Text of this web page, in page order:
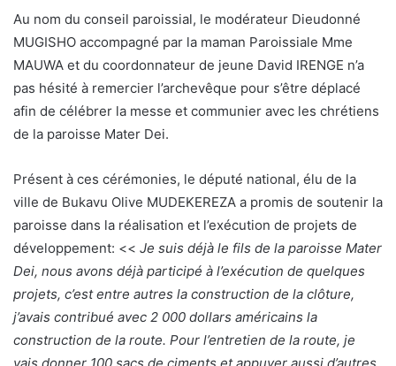
Au nom du conseil paroissial, le modérateur Dieudonné
MUGISHO accompagné par la maman Paroissiale Mme
MAUWA et du coordonnateur de jeune David IRENGE n’a
pas hésité à remercier l’archevêque pour s’être déplacé
afin de célébrer la messe et communier avec les chrétiens
de la paroisse Mater Dei.
Présent à ces cérémonies, le député national, élu de la
ville de Bukavu Olive MUDEKEREZA a promis de soutenir la
paroisse dans la réalisation et l’exécution de projets de
développement: << Je suis déjà le fils de la paroisse Mater
Dei, nous avons déjà participé à l’exécution de quelques
projets, c’est entre autres la construction de la clôture,
j’avais contribué avec 2 000 dollars américains la
construction de la route. Pour l’entretien de la route, je